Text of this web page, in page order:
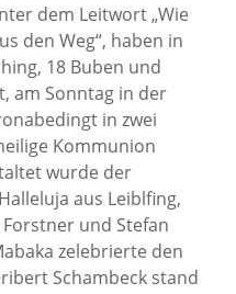
dem Leitwort „Wie
den Weg“, haben in
18 Buben und
am Sonntag in der
in zwei
Kommunion
wurde der
aus Leiblfing,
und Stefan
zelebrierte den
Schambeck stand